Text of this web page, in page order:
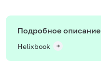
Подробное описание
Helixbook